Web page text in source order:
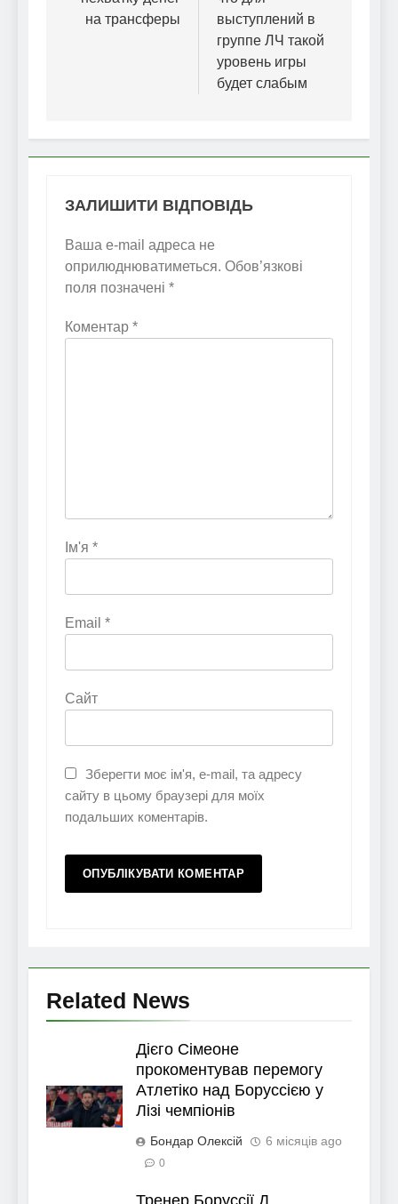
на трансферы
выступлений в
группе ЛЧ такой
уровень игры
будет слабым
ЗАЛИШИТИ ВІДПОВІДЬ
Ваша e-mail адреса не
оприлюднюватиметься. Обов’язкові
поля позначені *
Коментар *
Ім'я *
Email *
Сайт
Зберегти моє ім'я, e-mail, та адресу
сайту в цьому браузері для моїх
подальших коментарів.
Related News
Дієго Сімеоне
прокоментував перемогу
Атлетіко над Боруссією у
Лізі чемпіонів
Бондар Олексій 6 місяців ago
0